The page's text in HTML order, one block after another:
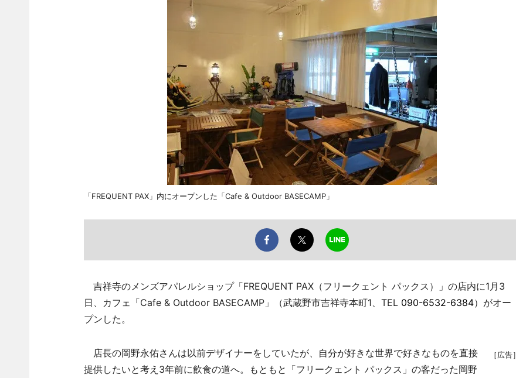
「FREQUENT PAX」内にオープンした「Cafe & Outdoor BASECAMP」
吉祥寺のメンズアパレルショップ「FREQUENT PAX（フリークェント パックス）」の店内に1月3
日、カフェ「Cafe & Outdoor BASECAMP」（武蔵野市吉祥寺本町1、TEL 090-6532-6384）がオー
プンした。
［広告］
店長の岡野永佑さんは以前デザイナーをしていたが、自分が好きな世界で好きなものを直接
提供したいと考え3年前に飲食の道へ。もともと「フリークェント パックス」の客だった岡野